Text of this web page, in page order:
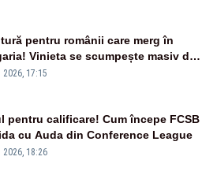
pentru românii care merg în
Vinieta se scumpește masiv de
2026, 17:15
pentru calificare! Cum începe FCSB
cu Auda din Conference League
2026, 18:26